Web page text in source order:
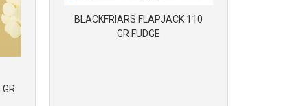
BLACKFRIARS FLAPJACK 110
GR FUDGE